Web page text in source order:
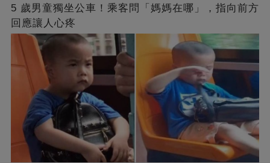
5 歲男童獨坐公車！乘客問「媽媽在哪」，指向前方
回應讓人心疼